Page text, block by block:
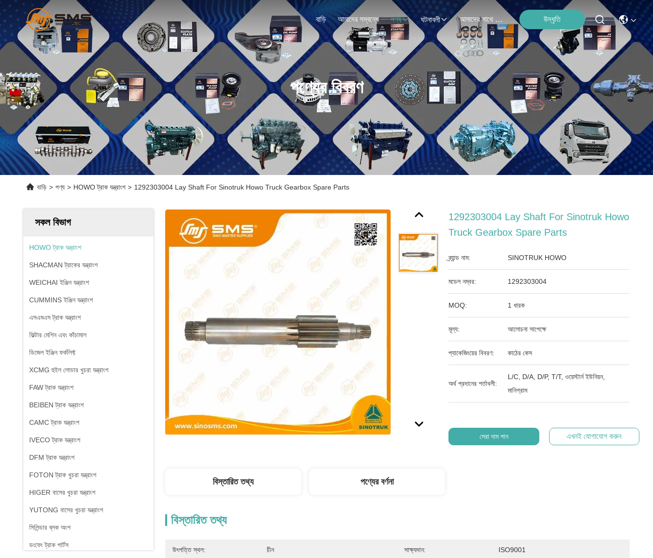
বাড়ি আমাদের সম্বন্ধে পণ্য ঘটনাবলী আমাদের সাথে যোগাযোগ উদ্ধৃতি
পণ্যের বিবরণ
বাড়ি > পণ্য > HOWO ট্রাক যন্ত্রাংশ > 1292303004 Lay Shaft For Sinotruk Howo Truck Gearbox Spare Parts
সকল বিভাগ
HOWO ট্রাক যন্ত্রাংশ
SHACMAN ট্রাকের যন্ত্রাংশ
WEICHAI ইঞ্জিন যন্ত্রাংশ
CUMMINS ইঞ্জিন যন্ত্রাংশ
এসএমএস ট্রাক যন্ত্রাংশ
ফিল্টার মেশিন এবং কাঁচামাল
ডিজেল ইঞ্জিন ফর্কলিফ্ট
XCMG হুইল লোডার খুচরা যন্ত্রাংশ
FAW ট্রাক যন্ত্রাংশ
BEIBEN ট্রাক যন্ত্রাংশ
CAMC ট্রাক যন্ত্রাংশ
IVECO ট্রাক যন্ত্রাংশ
DFM ট্রাক যন্ত্রাংশ
FOTON ট্রাক খুচরা যন্ত্রাংশ
HIGER বাসের খুচরা যন্ত্রাংশ
YUTONG বাসের খুচরা যন্ত্রাংশ
সিলিন্ডার ব্লক অংশ
ডংফেং ট্রাক পার্টস
1292303004 Lay Shaft For Sinotruk Howo
Truck Gearbox Spare Parts
ব্র্যান্ড নাম: SINOTRUK HOWO
মডেল নম্বর: 1292303004
MOQ: 1 ধারক
মূল্য: আলোচনা সাপেক্ষে
প্যাকেজিংয়ের বিবরণ: কাঠের কেস
অর্থ প্রদানের শর্তাবলী:
L/C, D/A, D/P, T/T, ওয়েস্টার্ন ইউনিয়ন,
মানিগ্রাম
সেরা দাম পান এখনই যোগাযোগ করুন
বিস্তারিত তথ্য পণ্যের বর্ণনা
বিস্তারিত তথ্য
উৎপত্তি স্থল: চীন সাক্ষ্যদান: ISO9001